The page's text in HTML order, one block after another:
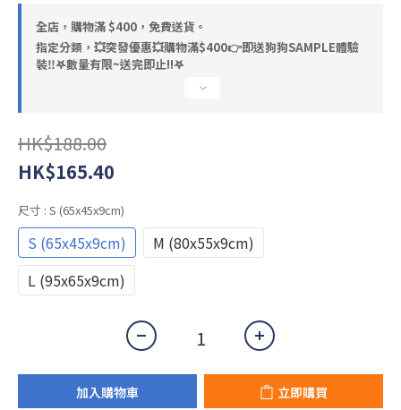
全店，購物滿 $400，免費送貨。
指定分類，💥突發優惠💥購物滿$400👉即送狗狗SAMPLE體驗
裝‼️𖤐數量有限~送完即止!!𖤐
HK$188.00
HK$165.40
尺寸 : S (65x45x9cm)
S (65x45x9cm)
M (80x55x9cm)
L (95x65x9cm)
加入購物車 立即購買